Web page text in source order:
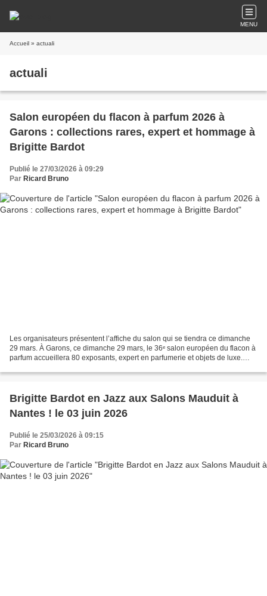
MENU
Accueil » actuali
actuali
Salon européen du flacon à parfum 2026 à
Garons : collections rares, expert et hommage à
Brigitte Bardot
Publié le 27/03/2026 à 09:29
Par Ricard Bruno
Les organisateurs présentent l’affiche du salon qui se tiendra ce dimanche
29 mars. À Garons, ce dimanche 29 mars, le 36ᵉ salon européen du flacon à
parfum accueillera 80 exposants, expert en parfumerie et objets de luxe.
Brigitte Bardot en Jazz aux Salons Mauduit à
Nantes ! le 03 juin 2026
Publié le 25/03/2026 à 09:15
Par Ricard Bruno